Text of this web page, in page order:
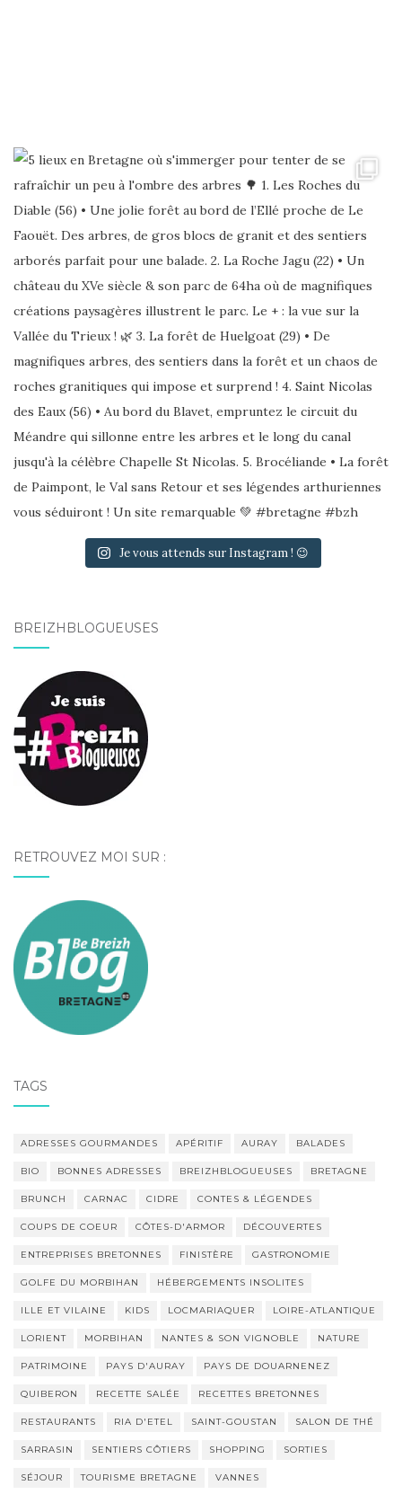
Je vous attends sur Instagram ! 😉
BREIZHBLOGUEUSES
RETROUVEZ MOI SUR :
TAGS
ADRESSES GOURMANDES APÉRITIF AURAY BALADES
BIO BONNES ADRESSES BREIZHBLOGUEUSES BRETAGNE
BRUNCH CARNAC CIDRE CONTES & LÉGENDES
COUPS DE COEUR CÔTES-D'ARMOR DÉCOUVERTES
ENTREPRISES BRETONNES FINISTÈRE GASTRONOMIE
GOLFE DU MORBIHAN HÉBERGEMENTS INSOLITES
ILLE ET VILAINE KIDS LOCMARIAQUER LOIRE-ATLANTIQUE
LORIENT MORBIHAN NANTES & SON VIGNOBLE NATURE
PATRIMOINE PAYS D'AURAY PAYS DE DOUARNENEZ
QUIBERON RECETTE SALÉE RECETTES BRETONNES
RESTAURANTS RIA D'ETEL SAINT-GOUSTAN SALON DE THÉ
SARRASIN SENTIERS CÔTIERS SHOPPING SORTIES
SÉJOUR TOURISME BRETAGNE VANNES